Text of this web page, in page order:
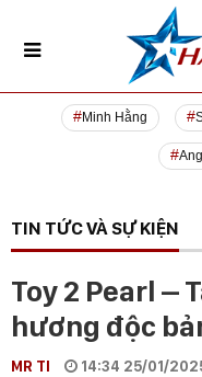
Minh Hằng
TIN TỨC VÀ SỰ KIỆN
Toy 2 Pearl –
hương độc
MR TI 14:34 25/01/